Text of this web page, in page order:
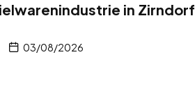
in Zirndorf
03/08/2026